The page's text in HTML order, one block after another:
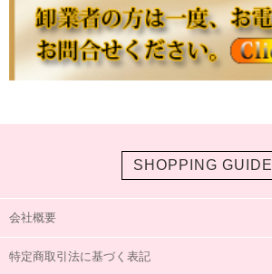
SHOPPING GUIDE
会社概要
特定商取引法に基づく表記